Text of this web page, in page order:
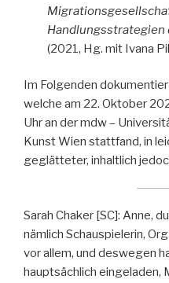
Handlungsstrategien
(2021, Hg. mit Ivana
Im Folgenden
welche am 22. Oktober
Uhr an der mdw –
Kunst Wien stattfand, in
geglätteter, inhaltlich
Sarah Chaker [SC]: Anne,
nämlich Schauspielerin,
vor allem, und deswegen
hauptsächlich eingeladen,